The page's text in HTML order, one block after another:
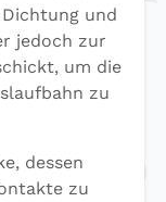
und
jedoch zur
um die
zu
dessen
zu